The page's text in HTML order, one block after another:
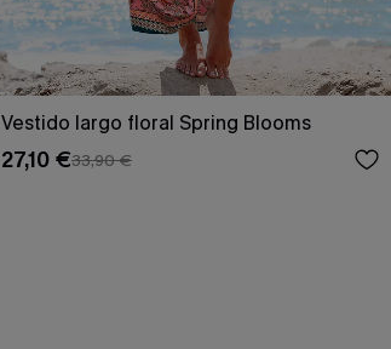
Vestido largo floral Spring Blooms
27,10 €33,90 €